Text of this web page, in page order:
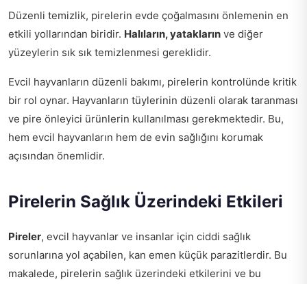
Düzenli temizlik, pirelerin evde çoğalmasını önlemenin en
etkili yollarından biridir. Halıların, yatakların ve diğer
yüzeylerin sık sık temizlenmesi gereklidir.
Evcil hayvanların düzenli bakımı, pirelerin kontrolünde kritik
bir rol oynar. Hayvanların tüylerinin düzenli olarak taranması
ve pire önleyici ürünlerin kullanılması gerekmektedir. Bu,
hem evcil hayvanların hem de evin sağlığını korumak
açısından önemlidir.
Pirelerin Sağlık Üzerindeki Etkileri
Pireler, evcil hayvanlar ve insanlar için ciddi sağlık
sorunlarına yol açabilen, kan emen küçük parazitlerdir. Bu
makalede, pirelerin sağlık üzerindeki etkilerini ve bu